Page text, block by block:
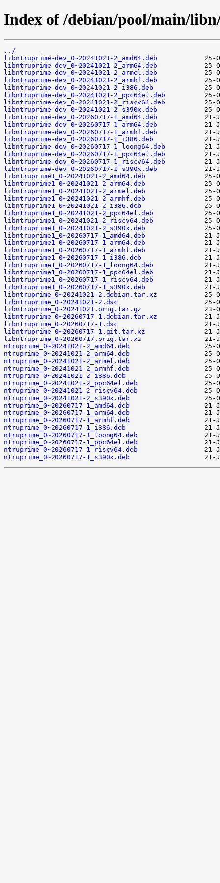
Index of /debian/pool/main/
../
libntruprime-dev_0~20241021-2_amd64.deb
libntruprime-dev_0~20241021-2_arm64.deb
libntruprime-dev_0~20241021-2_armel.deb
libntruprime-dev_0~20241021-2_armhf.deb
libntruprime-dev_0~20241021-2_i386.deb
libntruprime-dev_0~20241021-2_ppc64el.deb
libntruprime-dev_0~20241021-2_riscv64.deb
libntruprime-dev_0~20241021-2_s390x.deb
libntruprime-dev_0~20260717-1_amd64.deb
libntruprime-dev_0~20260717-1_arm64.deb
libntruprime-dev_0~20260717-1_armhf.deb
libntruprime-dev_0~20260717-1_i386.deb
libntruprime-dev_0~20260717-1_loong64.deb
libntruprime-dev_0~20260717-1_ppc64el.deb
libntruprime-dev_0~20260717-1_riscv64.deb
libntruprime-dev_0~20260717-1_s390x.deb
libntruprime1_0~20241021-2_amd64.deb
libntruprime1_0~20241021-2_arm64.deb
libntruprime1_0~20241021-2_armel.deb
libntruprime1_0~20241021-2_armhf.deb
libntruprime1_0~20241021-2_i386.deb
libntruprime1_0~20241021-2_ppc64el.deb
libntruprime1_0~20241021-2_riscv64.deb
libntruprime1_0~20241021-2_s390x.deb
libntruprime1_0~20260717-1_amd64.deb
libntruprime1_0~20260717-1_arm64.deb
libntruprime1_0~20260717-1_armhf.deb
libntruprime1_0~20260717-1_i386.deb
libntruprime1_0~20260717-1_loong64.deb
libntruprime1_0~20260717-1_ppc64el.deb
libntruprime1_0~20260717-1_riscv64.deb
libntruprime1_0~20260717-1_s390x.deb
libntruprime_0~20241021-2.debian.tar.xz
libntruprime_0~20241021-2.dsc
libntruprime_0~20241021.orig.tar.gz
libntruprime_0~20260717-1.debian.tar.xz
libntruprime_0~20260717-1.dsc
libntruprime_0~20260717-1.git.tar.xz
libntruprime_0~20260717.orig.tar.xz
ntruprime_0~20241021-2_amd64.deb
ntruprime_0~20241021-2_arm64.deb
ntruprime_0~20241021-2_armel.deb
ntruprime_0~20241021-2_armhf.deb
ntruprime_0~20241021-2_i386.deb
ntruprime_0~20241021-2_ppc64el.deb
ntruprime_0~20241021-2_riscv64.deb
ntruprime_0~20241021-2_s390x.deb
ntruprime_0~20260717-1_amd64.deb
ntruprime_0~20260717-1_arm64.deb
ntruprime_0~20260717-1_armhf.deb
ntruprime_0~20260717-1_i386.deb
ntruprime_0~20260717-1_loong64.deb
ntruprime_0~20260717-1_ppc64el.deb
ntruprime_0~20260717-1_riscv64.deb
ntruprime_0~20260717-1_s390x.deb